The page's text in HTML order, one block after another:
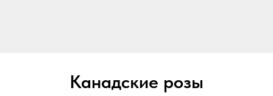
Канадские розы